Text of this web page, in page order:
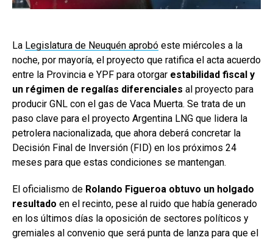
La Legislatura de Neuquén aprobó este miércoles a la
noche, por mayoría, el proyecto que ratifica el acta acuerdo
entre la Provincia e YPF para otorgar estabilidad fiscal y
un régimen de regalías diferenciales al proyecto para
producir GNL con el gas de Vaca Muerta. Se trata de un
paso clave para el proyecto Argentina LNG que lidera la
petrolera nacionalizada, que ahora deberá concretar la
Decisión Final de Inversión (FID) en los próximos 24
meses para que estas condiciones se mantengan.
El oficialismo de Rolando Figueroa obtuvo un holgado
resultado en el recinto, pese al ruido que había generado
en los últimos días la oposición de sectores políticos y
gremiales al convenio que será punta de lanza para que el